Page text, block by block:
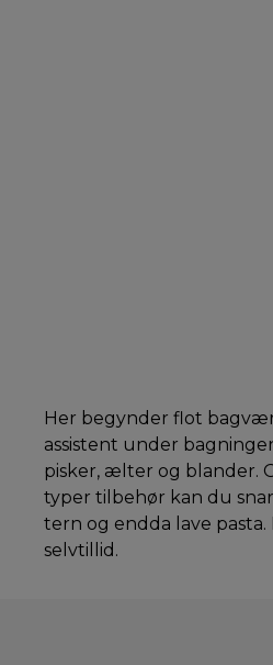
Her begynder flot
assistent under
pisker, ælter og blander.
typer tilbehør kan du
tern og endda lave
selvtillid.